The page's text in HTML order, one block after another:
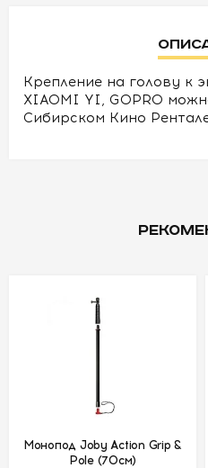
НАС
КОНТАКТЫ
Крепление на голову к
XIAOMI YI, GOPRO
Сибирском Кино
Монопод Joby Action Grip &
Pole (70см)